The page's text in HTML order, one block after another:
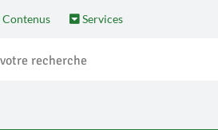
Contenus Services